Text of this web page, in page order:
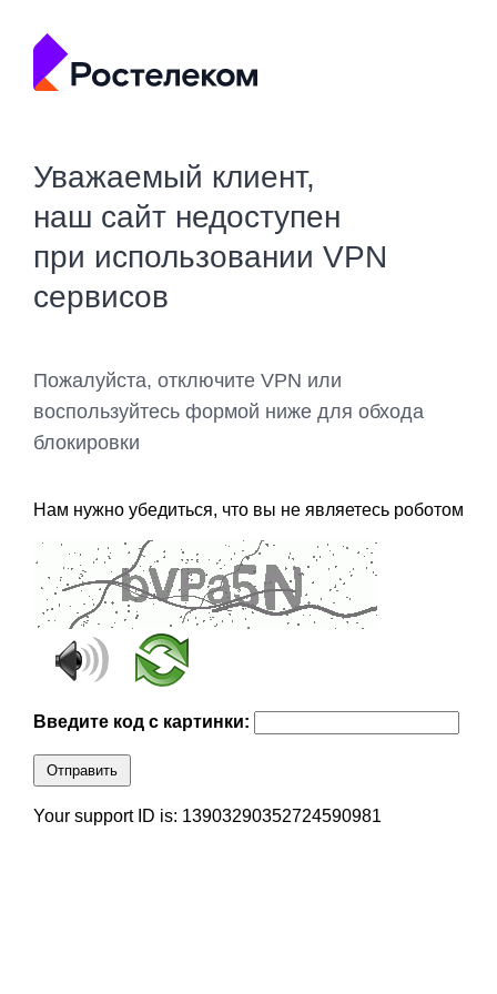
Уважаемый клиент,
наш сайт недоступен
при использовании VPN
сервисов
Пожалуйста, отключите VPN или
воспользуйтесь формой ниже для обхода
блокировки
Нам нужно убедиться, что вы не являетесь роботом
Введите код с картинки:
Отправить
Your support ID is: 13903290352724590981